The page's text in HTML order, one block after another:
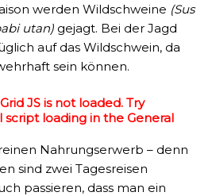
werden Wildschweine (Sus
utan) gejagt. Bei der Jagd
auf das Wildschwein, da
sein können.
JS is not loaded. Try
script loading in the General
Nahrungserwerb – denn
sind zwei Tagesreisen
passieren, dass man ein